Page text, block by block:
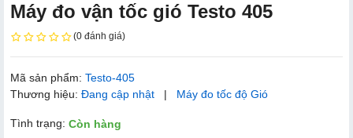
Máy đo vận tốc gió Testo 405
(0 đánh giá)
Mã sản phẩm: Testo-405
Thương hiệu: Đang cập nhật | Máy đo tốc độ Gió
Tình trạng: Còn hàng